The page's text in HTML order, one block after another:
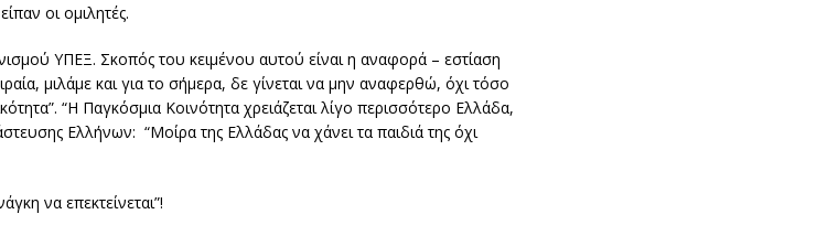
οι ομιλητές.
ΥΠΕΞ. Σκοπός του κειμένου αυτού είναι η αναφορά – εστίαση
μιλάμε και για το σήμερα, δε γίνεται να μην αναφερθώ, όχι τόσο
“Η Παγκόσμια Κοινότητα χρειάζεται λίγο περισσότερο Ελλάδα,
Ελλήνων: “Μοίρα της Ελλάδας να χάνει τα παιδιά της όχι
να επεκτείνεται”!